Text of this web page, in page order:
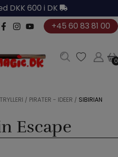
DKK 600 i DK
+45 60 83 81 00
0
0
/ PIRATER - IDÉER / SIBIRIAN
Escape